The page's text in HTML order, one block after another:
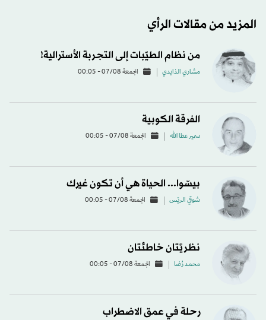
المزيد من مقالات الرأي
من نظام الطيّبات إلى التجربة الأسترالية!
مشاري الذايدي الجمعة 07/08 - 00:05
الفرقة الكوبية
سمير عطا الله الجمعة 07/08 - 00:05
بيسّوا... الحياة هي أن تكون غيرك
شوقي الريّس الجمعة 07/08 - 00:05
نظريَّتان خاطئتان
محمد رُضا الجمعة 07/08 - 00:05
رحلة في عمق الاضطراب